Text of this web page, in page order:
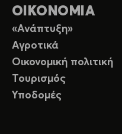
ΟΙΚΟΝΟΜΙΑ
«Ανάπτυξη»
Αγροτικά
Οικονομική πολιτική
Τουρισμός
Υποδομές